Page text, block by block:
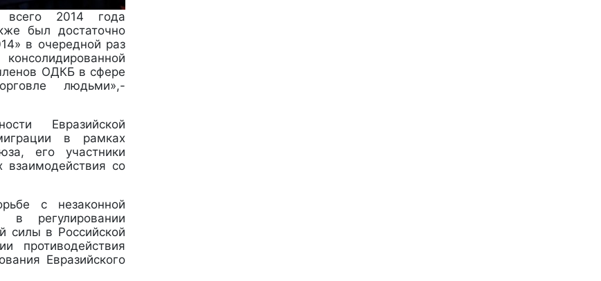
2014 года
был достаточно
в очередной раз
ОДКБ в сфере
людьми»,-
Евразийской
в рамках
его участники
со
с незаконной
регулировании
силы в Российской
противодействия
Евразийского